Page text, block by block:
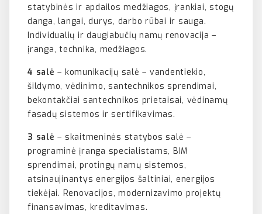
statybinės ir apdailos medžiagos, įrankiai, stogų
danga, langai, durys, darbo rūbai ir sauga.
Individualių ir daugiabučių namų renovacija –
įranga, technika, medžiagos.
4 salė – komunikacijų salė – vandentiekio,
šildymo, vėdinimo, santechnikos sprendimai,
bekontakčiai santechnikos prietaisai, vėdinamų
fasadų sistemos ir sertifikavimas.
3 salė – skaitmeninės statybos salė –
programinė įranga specialistams, BIM
sprendimai, protingų namų sistemos,
atsinaujinantys energijos šaltiniai, energijos
tiekėjai. Renovacijos, modernizavimo projektų
finansavimas, kreditavimas.